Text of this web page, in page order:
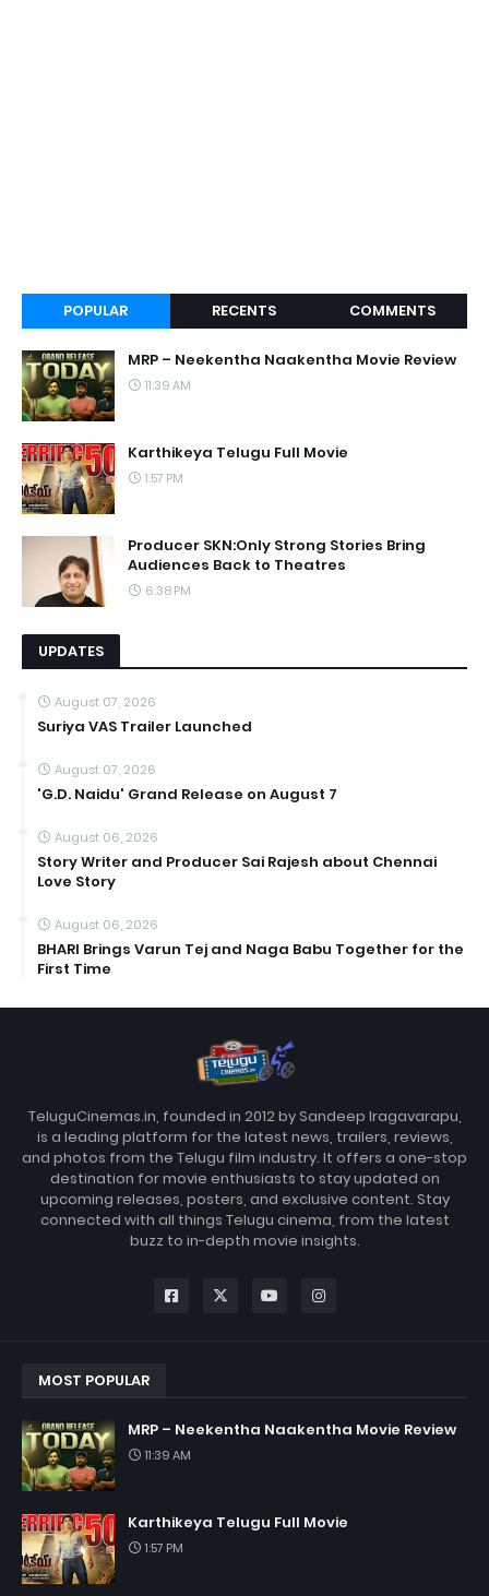
POPULAR RECENTS COMMENTS
MRP – Neekentha Naakentha Movie Review
11:39 AM
Karthikeya Telugu Full Movie
1:57 PM
Producer SKN:Only Strong Stories Bring
Audiences Back to Theatres
6:38 PM
UPDATES
August 07, 2026
Suriya VAS Trailer Launched
August 07, 2026
'G.D. Naidu' Grand Release on August 7
August 06, 2026
Story Writer and Producer Sai Rajesh about Chennai
Love Story
August 06, 2026
BHARI Brings Varun Tej and Naga Babu Together for the
First Time
TeluguCinemas.in, founded in 2012 by Sandeep Iragavarapu,
is a leading platform for the latest news, trailers, reviews,
and photos from the Telugu film industry. It offers a one-stop
destination for movie enthusiasts to stay updated on
upcoming releases, posters, and exclusive content. Stay
connected with all things Telugu cinema, from the latest
buzz to in-depth movie insights.
MOST POPULAR
MRP – Neekentha Naakentha Movie Review
11:39 AM
Karthikeya Telugu Full Movie
1:57 PM